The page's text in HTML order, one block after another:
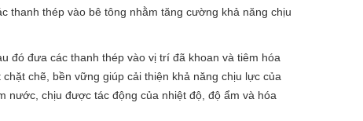
thanh thép vào bê tông nhằm tăng cường khả năng chịu
đó đưa các thanh thép vào vị trí đã khoan và tiêm hóa
chẽ, bền vững giúp cải thiện khả năng chịu lực của
nước, chịu được tác động của nhiệt độ, độ ẩm và hóa